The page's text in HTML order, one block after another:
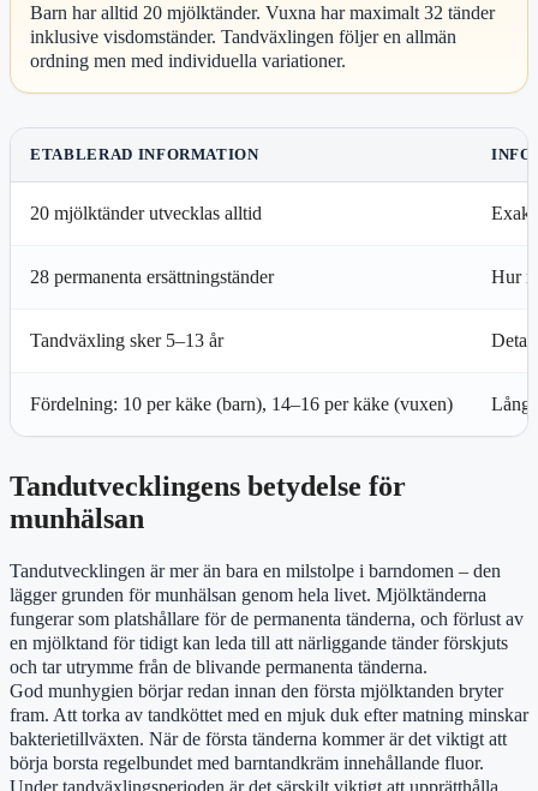
Barn har alltid 20 mjölktänder. Vuxna har maximalt 32 tänder
inklusive visdomständer. Tandväxlingen följer en allmän
ordning men med individuella variationer.
ETABLERAD INFORMATION
20 mjölktänder utvecklas alltid
28 permanenta ersättningständer Hur
Tandväxling sker 5–13 år
Fördelning: 10 per käke (barn), 14–16 per käke (vuxen)
Tandutvecklingens betydelse för
munhälsan
Tandutvecklingen är mer än bara en milstolpe i barndomen – den
lägger grunden för munhälsan genom hela livet. Mjölktänderna
fungerar som platshållare för de permanenta tänderna, och förlust av
en mjölktand för tidigt kan leda till att närliggande tänder förskjuts
och tar utrymme från de blivande permanenta tänderna.
God munhygien börjar redan innan den första mjölktanden bryter
fram. Att torka av tandköttet med en mjuk duk efter matning minskar
bakterietillväxten. När de första tänderna kommer är det viktigt att
börja borsta regelbundet med barntandkräm innehållande fluor.